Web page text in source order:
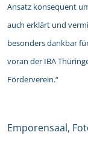
Ansatz konsequent
auch erklärt und
besonders dankbar
voran der IBA
Förderverein.“
Emporensaal,